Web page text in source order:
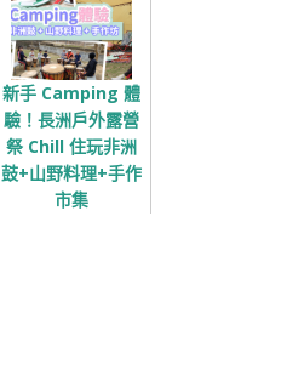
新手 Camping 體
驗！長洲戶外露營
祭 Chill 住玩非洲
鼓+山野料理+手作
市集